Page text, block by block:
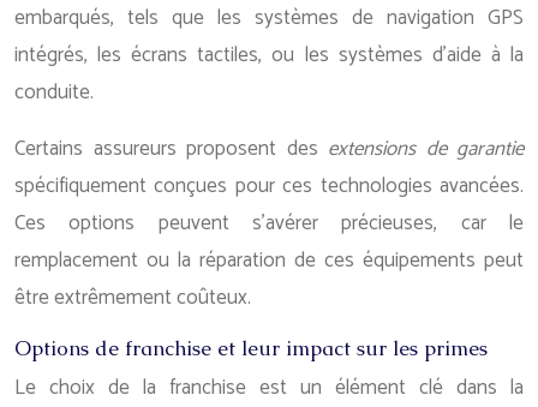
embarqués, tels que les systèmes de navigation GPS
intégrés, les écrans tactiles, ou les systèmes d’aide à la
conduite.
Certains assureurs proposent des extensions de garantie
spécifiquement conçues pour ces technologies avancées.
Ces options peuvent s’avérer précieuses, car le
remplacement ou la réparation de ces équipements peut
être extrêmement coûteux.
Options de franchise et leur impact sur les primes
Le choix de la franchise est un élément clé dans la